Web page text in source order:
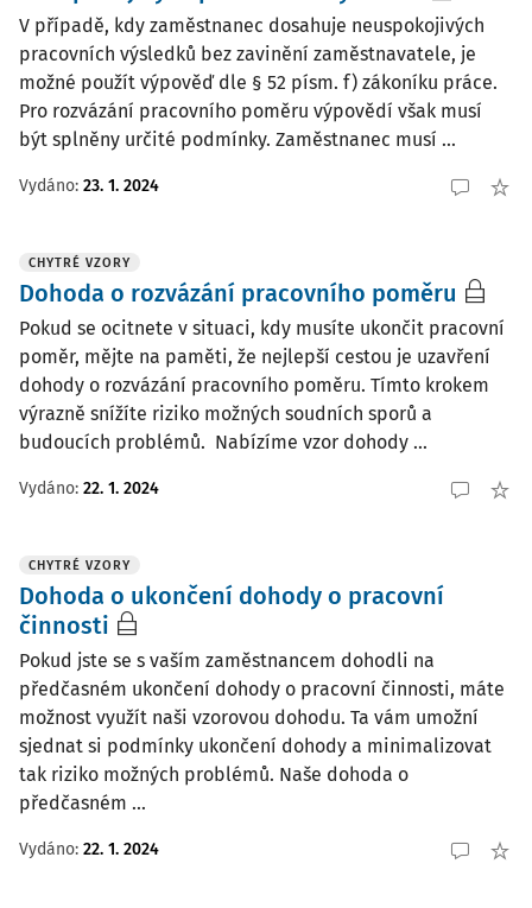
V případě, kdy zaměstnanec dosahuje neuspokojivých
pracovních výsledků bez zavinění zaměstnavatele, je
možné použít výpověď dle § 52 písm. f) zákoníku práce.
Pro rozvázání pracovního poměru výpovědí však musí
být splněny určité podmínky. Zaměstnanec musí ...
Vydáno: 23. 1. 2024
CHYTRÉ VZORY
Dohoda o rozvázání pracovního poměru
Pokud se ocitnete v situaci, kdy musíte ukončit pracovní
poměr, mějte na paměti, že nejlepší cestou je uzavření
dohody o rozvázání pracovního poměru. Tímto krokem
výrazně snížíte riziko možných soudních sporů a
budoucích problémů. Nabízíme vzor dohody ...
Vydáno: 22. 1. 2024
CHYTRÉ VZORY
Dohoda o ukončení dohody o pracovní
činnosti
Pokud jste se s vaším zaměstnancem dohodli na
předčasném ukončení dohody o pracovní činnosti, máte
možnost využít naši vzorovou dohodu. Ta vám umožní
sjednat si podmínky ukončení dohody a minimalizovat
tak riziko možných problémů. Naše dohoda o
předčasném ...
Vydáno: 22. 1. 2024